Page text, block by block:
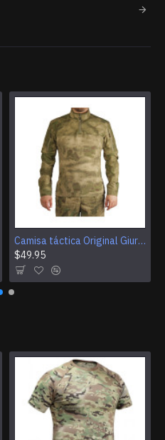
Camisa táctica Original Giurz M1, camisa de manga larga de combate de barras profesionales, equipo de entrenamiento de camuflaje Moss
$49.95